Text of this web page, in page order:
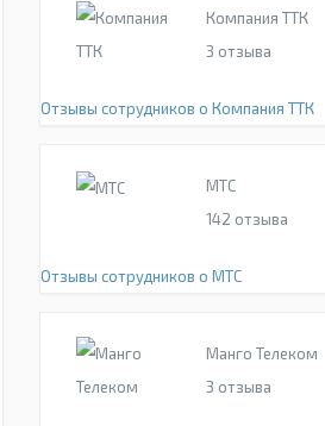
Компания ТТК
3 отзыва
Отзывы сотрудников о Компания ТТК
МТС
142 отзыва
Отзывы сотрудников о МТС
Манго Телеком
3 отзыва